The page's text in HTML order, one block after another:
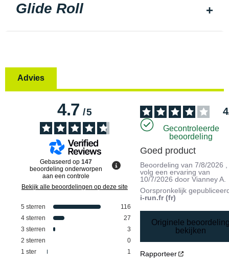
Glide Roll
Advies
4.7/5
Gebaseerd op 147
beoordeling onderworpen
aan een controle
Bekijk alle beoordelingen op deze site
5 sterren
116
4 sterren
27
3 sterren
3
2 sterren
0
1 ster 1
4
Gecontroleerde
beoordeling
Goed product
Beoordeling van7/8/2026
volg een ervaring van
10/7/2026 doorVianney A.
Oorspronkelijk
i-run.fr (fr)
Originele
bekijken
Rapporteer